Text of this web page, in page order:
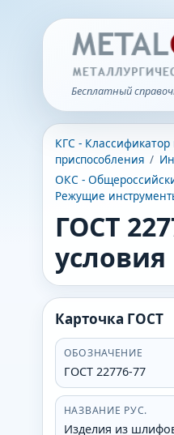
Бесплатный
КГС - Классификатор
приспособления /
ОКС -
Режущие
ГОСТ
условия
Карточка ГОСТ
ОБОЗНАЧЕНИЕ
ГОСТ 22776-77
НАЗВАНИЕ РУС.
Изделия из